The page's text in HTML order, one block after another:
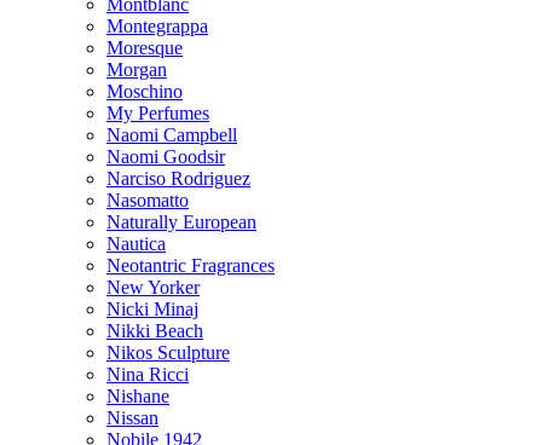
Montblanc
Montegrappa
Moresque
Morgan
Moschino
My Perfumes
Naomi Campbell
Naomi Goodsir
Narciso Rodriguez
Nasomatto
Naturally European
Nautica
Neotantric Fragrances
New Yorker
Nicki Minaj
Nikki Beach
Nikos Sculpture
Nina Ricci
Nishane
Nissan
Nobile 1942